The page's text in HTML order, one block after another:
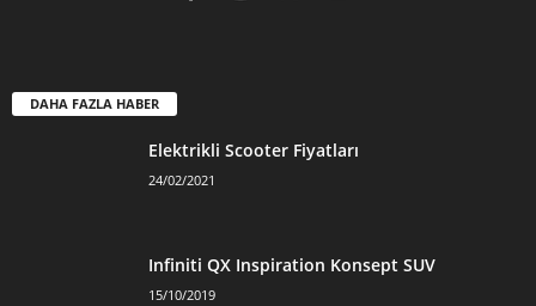
DAHA FAZLA HABER
Elektrikli Scooter Fiyatları
24/02/2021
Infiniti QX Inspiration Konsept SUV
15/10/2019